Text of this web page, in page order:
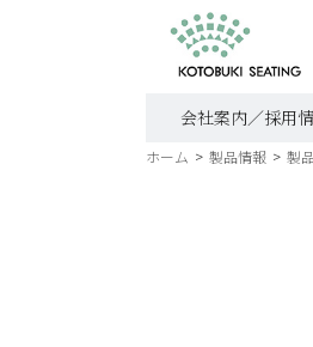
会社案内／採用
ホーム > 製品情報 > 製